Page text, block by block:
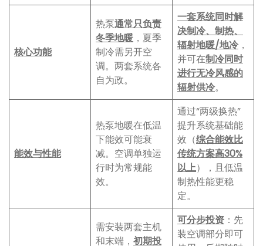
核心功能
热泵通常只负责
冬季地暖 ，夏季
制冷需另开空
调。两套系统各
自为政。
一套系统同时解
决制冷、制热、
辐射地暖/地冷，
并可在制冷同时
进行无冷风感的
辐射供冷。
能效与性能
热泵地暖在低温
下能效可能衰
减。空调单独运
行时为常规能
效。
通过“两级换热”
提升系统基础能
效（综合能效比
传统方案高30%
以上），且低温
制热性能更稳
定。
需安装两套主机
和末端， 初期投
可分步投资 ：先
装空调部分即可